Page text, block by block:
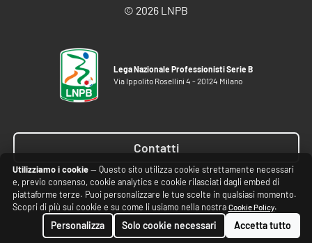
© 2026 LNPB
Lega Nazionale Professionisti Serie B
Via Ippolito Rosellini 4 - 20124 Milano
Contatti
Utilizziamo i cookie— Questo sito utilizza cookie strettamente necessari
e, previo consenso, cookie analytics e cookie rilasciati dagli embed di
piattaforme terze. Puoi personalizzare le tue scelte in qualsiasi momento.
Scopri di più sui cookie e su come li usiamo nella nostra Cookie Policy.
Personalizza Solo cookie necessari Accetta tutto